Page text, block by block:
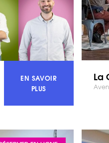
EN SAVOIR
PLUSACCÉDEZ À 100%
La